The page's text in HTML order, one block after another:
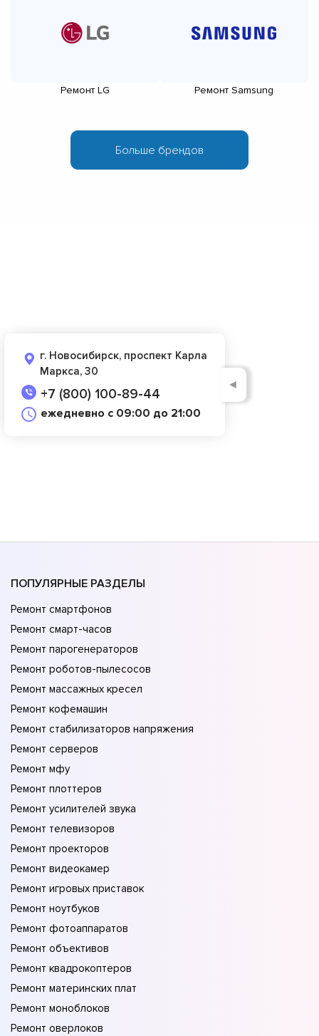
Ремонт LG Ремонт Samsung
г. Новосибирск, проспект Карла
Маркса, 30
+7 (800) 100-89-44
ежедневно с 09:00 до 21:00
◄
ПОПУЛЯРНЫЕ РАЗДЕЛЫ
Ремонт смартфонов
Ремонт смарт-часов
Ремонт парогенераторов
Ремонт роботов-пылесосов
Ремонт массажных кресел
Ремонт кофемашин
Ремонт стабилизаторов напряжения
Ремонт серверов
Ремонт мфу
Ремонт плоттеров
Ремонт усилителей звука
Ремонт телевизоров
Ремонт проекторов
Ремонт видеокамер
Ремонт игровых приставок
Ремонт ноутбуков
Ремонт фотоаппаратов
Ремонт объективов
Ремонт квадрокоптеров
Ремонт материнских плат
Ремонт моноблоков
Ремонт оверлоков